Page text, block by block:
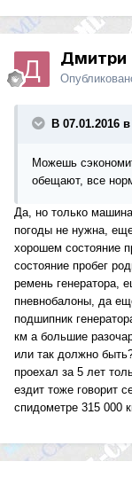
Дмитри
В 07.01.2016
Можешь
обещают, все
Да, но только
погоды не нужна,
хорошем состояние
состояние пробег
ремень генератора,
пневнобалоны, да
подшипник
км а большие
или так должно
проехал за 5 лет
ездит тоже говорит
спидометре 315 000